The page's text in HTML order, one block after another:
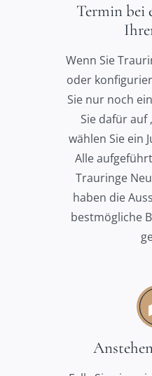
Termin bei
Wenn Sie
oder
Sie nur noch
Sie dafür auf
wählen Sie ein
Alle
Trauringe
haben die
bestmögliche